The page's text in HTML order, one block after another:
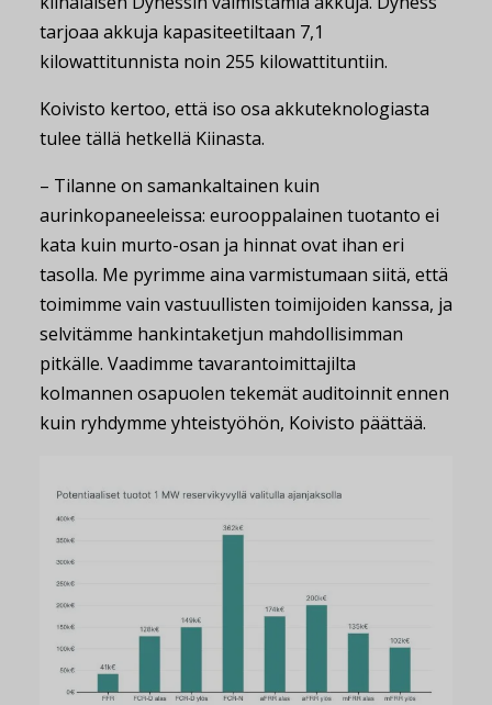
tarjoaa akkuja kapasiteetiltaan 7,1
kilowattitunnista noin 255 kilowattituntiin.
Koivisto kertoo, että iso osa akkuteknologiasta
tulee tällä hetkellä Kiinasta.
– Tilanne on samankaltainen kuin
aurinkopaneeleissa: eurooppalainen tuotanto ei
kata kuin murto-osan ja hinnat ovat ihan eri
tasolla. Me pyrimme aina varmistumaan siitä, että
toimimme vain vastuullisten toimijoiden kanssa, ja
selvitämme hankintaketjun mahdollisimman
pitkälle. Vaadimme tavarantoimittajilta
kolmannen osapuolen tekemät auditoinnit ennen
kuin ryhdymme yhteistyöhön, Koivisto päättää.